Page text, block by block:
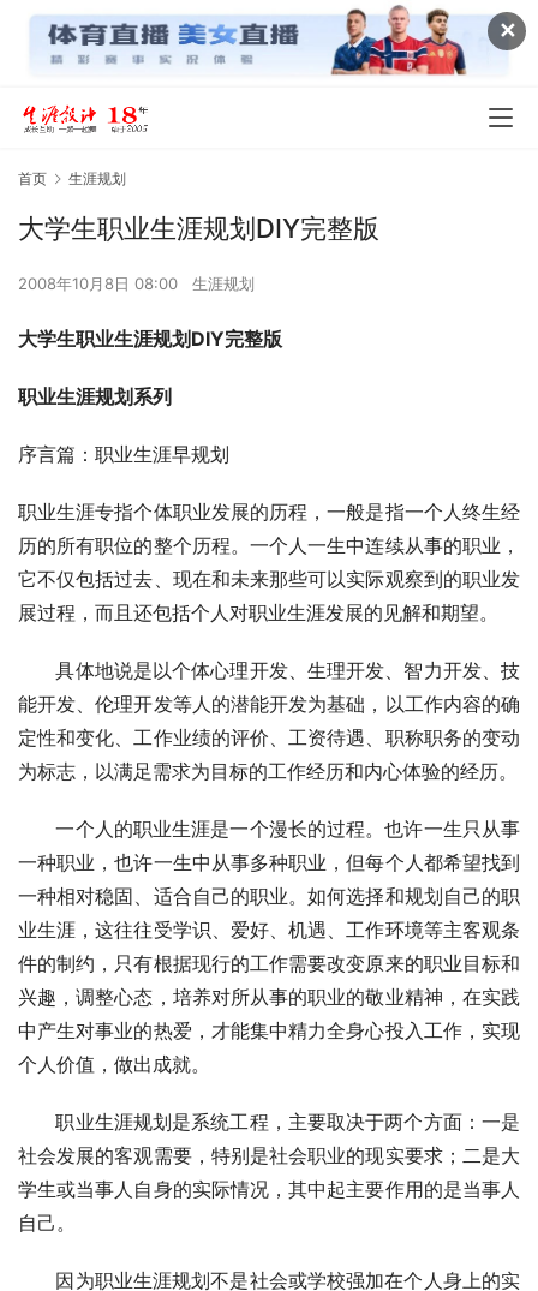
✕
首页 生涯规划
大学生职业生涯规划DIY完整版
2008年10月8日 08:00 生涯规划
大学生职业生涯规划DIY完整版
职业生涯规划系列
序言篇：职业生涯早规划
职业生涯专指个体职业发展的历程，一般是指一个人终生经
历的所有职位的整个历程。一个人一生中连续从事的职业，
它不仅包括过去、现在和未来那些可以实际观察到的职业发
展过程，而且还包括个人对职业生涯发展的见解和期望。
具体地说是以个体心理开发、生理开发、智力开发、技
能开发、伦理开发等人的潜能开发为基础，以工作内容的确
定性和变化、工作业绩的评价、工资待遇、职称职务的变动
一个人的职业生涯是一个漫长的过程。也许一生只从事
一种职业，也许一生中从事多种职业，但每个人都希望找到
一种相对稳固、适合自己的职业。如何选择和规划自己的职
业生涯，这往往受学识、爱好、机遇、工作环境等主客观条
件的制约，只有根据现行的工作需要改变原来的职业目标和
兴趣，调整心态，培养对所从事的职业的敬业精神，在实践
中产生对事业的热爱，才能集中精力全身心投入工作，实现
个人价值，做出成就。
职业生涯规划是系统工程，主要取决于两个方面：一是
社会发展的客观需要，特别是社会职业的现实要求；二是大
学生或当事人自身的实际情况，其中起主要作用的是当事人
自己。
因为职业生涯规划不是社会或学校强加在个人身上的实